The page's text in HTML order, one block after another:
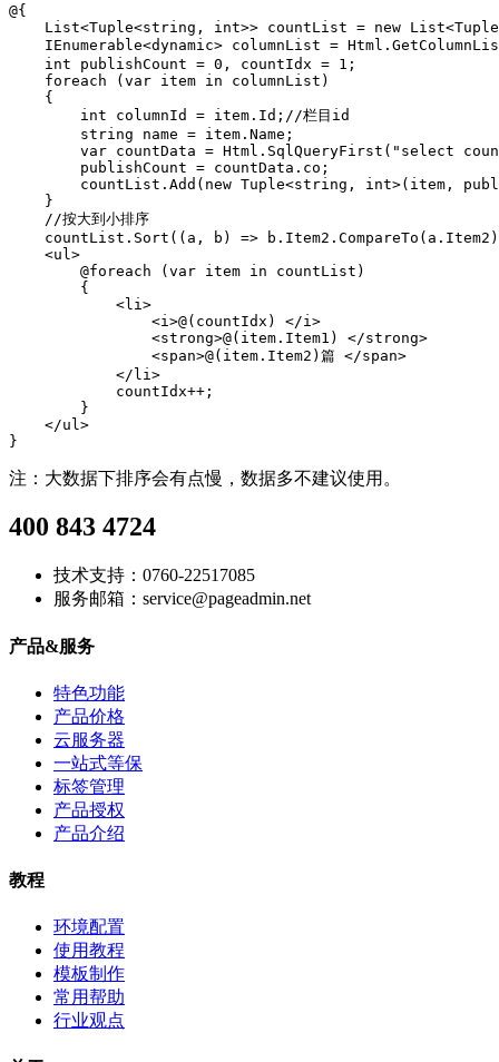
@{
List<Tuple<string, int>> countList = new
IEnumerable<dynamic> columnList =
int publishCount = 0, countIdx = 1;
foreach (var item in columnList)
{
int columnId = item.Id;//栏目id
string name = item.Name;
var countData = Html.SqlQueryFirst("select count(id)
publishCount = countData.co;
countList.Add(new Tuple<string, int>(item,
}
//按大到小排序
countList.Sort((a, b) =>
<ul>
@foreach (var item in countList)
{
<li>
<i>@(countIdx) </i>
<strong>@(item.Item1) </strong>
<span>@(item.Item2)篇 </span>
</li>
countIdx++;
}
</ul>
}
注：大数据下排序会有点慢，数据多不建议使用。
400 843 4724
技术支持：0760-22517085
服务邮箱：service@pageadmin.net
产品&服务
特色功能
产品价格
云服务器
一站式等保
标签管理
产品授权
产品介绍
教程
环境配置
使用教程
模板制作
常用帮助
行业观点